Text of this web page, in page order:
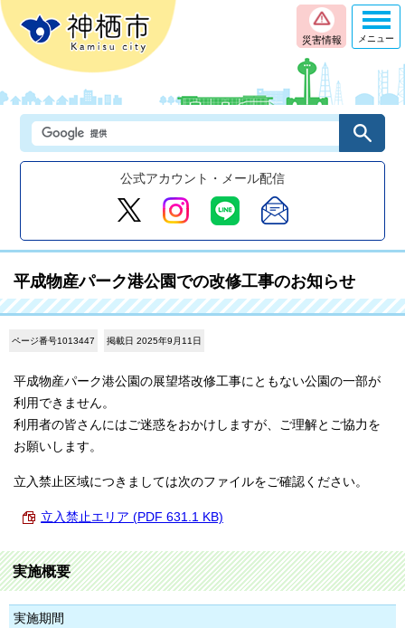
災害情報
公式アカウント・メール配信
メニュー
平成物産パーク港公園での改修工事のお知らせ
ページ番号1013447 掲載日 2025年9月11日
平成物産パーク港公園の展望塔改修工事にともない公園の一部が
利用できません。
利用者の皆さんにはご迷惑をおかけしますが、ご理解とご協力を
お願いします。
立入禁止区域につきましては次のファイルをご確認ください。
立入禁止エリア (PDF 631.1 KB)
実施概要
実施期間